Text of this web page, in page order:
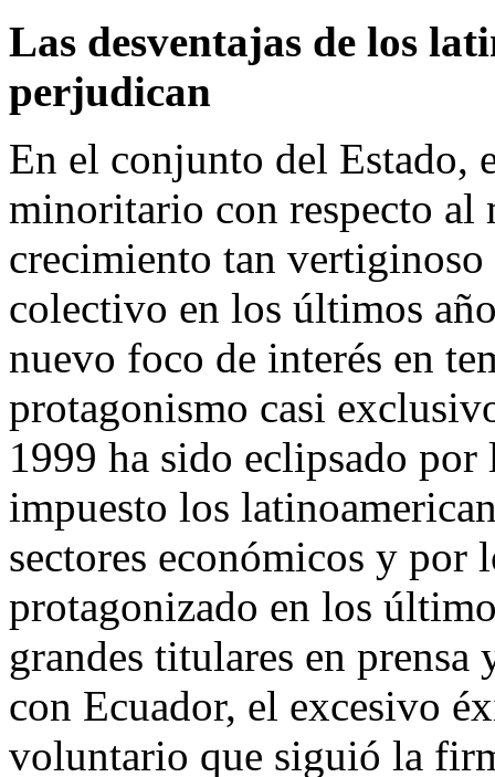
Las desventajas de los
perjudican
En el conjunto del Estado,
minoritario con respecto al
crecimiento tan
colectivo en los últimos
nuevo foco de interés en
protagonismo casi
1999 ha sido eclipsado
impuesto los
sectores económicos y por
protagonizado en los
grandes titulares en
con Ecuador, el excesivo
voluntario que siguió la